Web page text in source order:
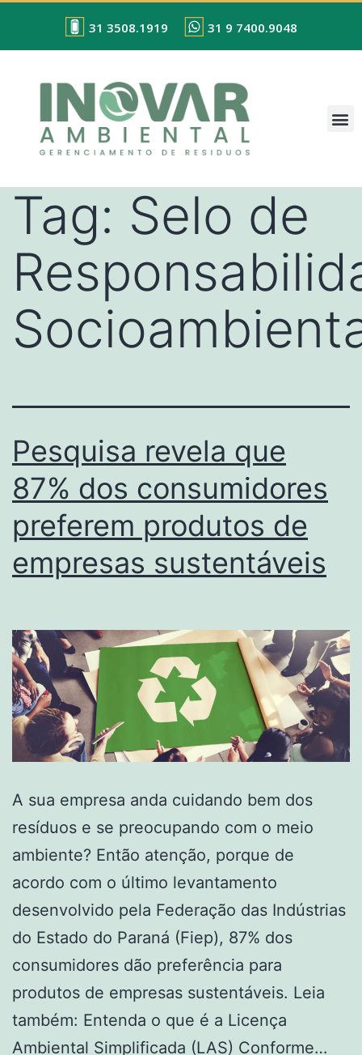
31 3508.1919 31 9 7400.9048
Tag: Selo de
Pesquisa revela que
87% dos consumidores
preferem produtos de
empresas sustentáveis
A sua empresa anda cuidando bem dos
resíduos e se preocupando com o meio
ambiente? Então atenção, porque de
acordo com o último levantamento
desenvolvido pela Federação das Indústrias
do Estado do Paraná (Fiep), 87% dos
consumidores dão preferência para
produtos de empresas sustentáveis. Leia
também: Entenda o que é a Licença
Ambiental Simplificada (LAS) Conforme…